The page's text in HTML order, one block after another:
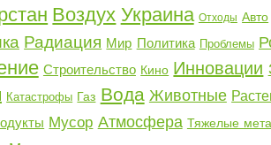
Воздух Украина Отходы Авто
Радиация Мир Политика Проблемы
Строительство Кино Инновации
Катастрофы Газ Вода Животные
Мусор Атмосфера Тяжелые